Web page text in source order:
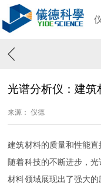
光谱分析仪：建
来源： 仪德
建筑材料的质量和性能直
随着科技的不断进步，
材料领域展现出了强大